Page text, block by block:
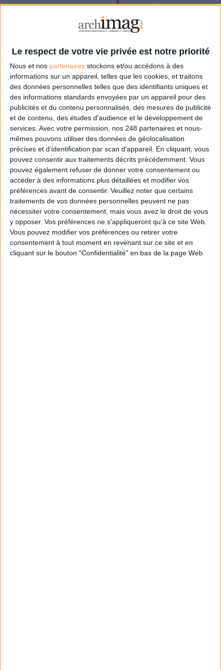
Le respect de votre vie privée est notre priorité
Nous et nos partenaires stockons et/ou accédons à des
informations sur un appareil, telles que les cookies, et traitons
des données personnelles telles que des identifiants uniques et
des informations standards envoyées par un appareil pour des
publicités et du contenu personnalisés, des mesures de publicité
et de contenu, des études d'audience et le développement de
services. Avec votre permission, nos 248 partenaires et nous-
mêmes pouvons utiliser des données de géolocalisation
précises et d’identification par scan d'appareil. En cliquant, vous
pouvez consentir aux traitements décrits précédemment. Vous
pouvez également refuser de donner votre consentement ou
accéder à des informations plus détaillées et modifier vos
préférences avant de consentir. Veuillez noter que certains
traitements de vos données personnelles peuvent ne pas
nécessiter votre consentement, mais vous avez le droit de vous
y opposer. Vos préférences ne s'appliqueront qu’à ce site Web.
Vous pouvez modifier vos préférences ou retirer votre
consentement à tout moment en revenant sur ce site et en
cliquant sur le bouton "Confidentialité" en bas de la page Web.
privée est notre priorité.
certains traitements de
personnelles peuvent ne
pas nécessiter votre
consentement. Vos
préférences ne
s'appliqueront qu'à ce site
Web. Vous pouvez
modifier vos préférences
en vous abonnant sur ce
site web ou en consultant
notre politique de
confidentialité.
Déjà abonné.e ?
Connectez-vous